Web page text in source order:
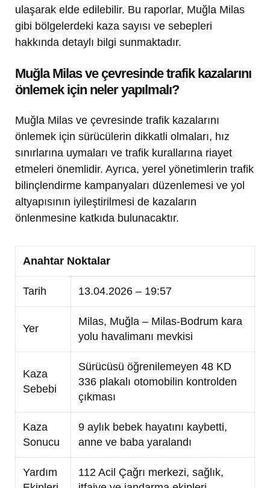
ulaşarak elde edilebilir. Bu raporlar, Muğla Milas
gibi bölgelerdeki kaza sayısı ve sebepleri
hakkında detaylı bilgi sunmaktadır.
Muğla Milas ve çevresinde trafik kazalarını
önlemek için neler yapılmalı?
Muğla Milas ve çevresinde trafik kazalarını
önlemek için sürücülerin dikkatli olmaları, hız
sınırlarına uymaları ve trafik kurallarına riayet
etmeleri önemlidir. Ayrıca, yerel yönetimlerin trafik
bilinçlendirme kampanyaları düzenlemesi ve yol
altyapısının iyileştirilmesi de kazaların
önlenmesine katkıda bulunacaktır.
Anahtar Noktalar
Tarih 13.04.2026 – 19:57
Yer
Milas, Muğla – Milas-Bodrum kara
yolu havalimanı mevkisi
Kaza
Sebebi
Sürücüsü öğrenilemeyen 48 KD
336 plakalı otomobilin kontrolden
çıkması
Kaza
Sonucu
9 aylık bebek hayatını kaybetti,
anne ve baba yaralandı
Yardım
112 Acil Çağrı merkezi, sağlık,